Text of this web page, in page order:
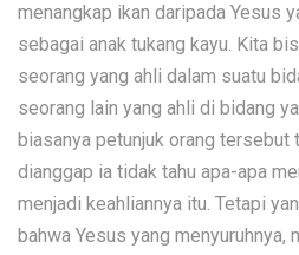
menangkap ikan daripada Yesus
sebagai anak tukang kayu. Kita
seorang yang ahli dalam suatu
seorang lain yang ahli di bidang
biasanya petunjuk orang tersebut
dianggap ia tidak tahu apa-apa
menjadi keahliannya itu. Tetapi
bahwa Yesus yang menyuruhnya,